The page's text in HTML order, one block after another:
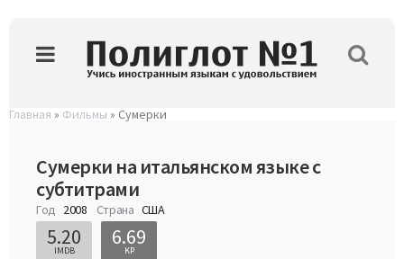
Главная » Фильмы » Сумерки
Сумерки на итальянском языке с
субтитрами
Год 2008 Страна США
6.69
KP
5.20
IMDB